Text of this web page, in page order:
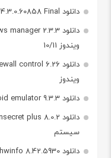
دانلود Artisteer 4.3.0.60858 Final طراحی قالب سایت
ویندوز 10/11
ویندوز
دانلود memu android emulator 9.3.3 شبیه ساز اندروید در ویندوز
سیستم